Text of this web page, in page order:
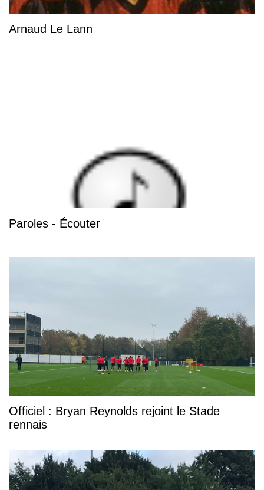
Arnaud Le Lann
Paroles - Écouter
Officiel : Bryan Reynolds rejoint le Stade
rennais